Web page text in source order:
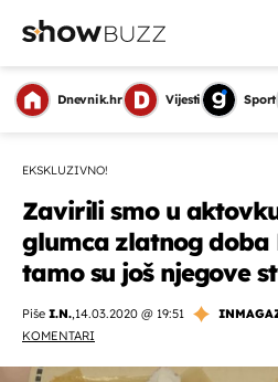
Dnevnik.hr Vijesti Sport
EKSKLUZIVNO!
Zavirili smo u
glumca zlatnog doba
tamo su još njegove
Piše I.N.,14.03.2020 @ 19:51
KOMENTARI